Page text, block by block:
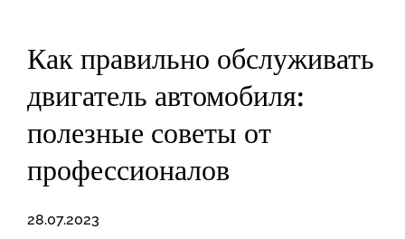
Как правильно обслуживать
двигатель автомобиля:
полезные советы от
профессионалов
28.07.2023